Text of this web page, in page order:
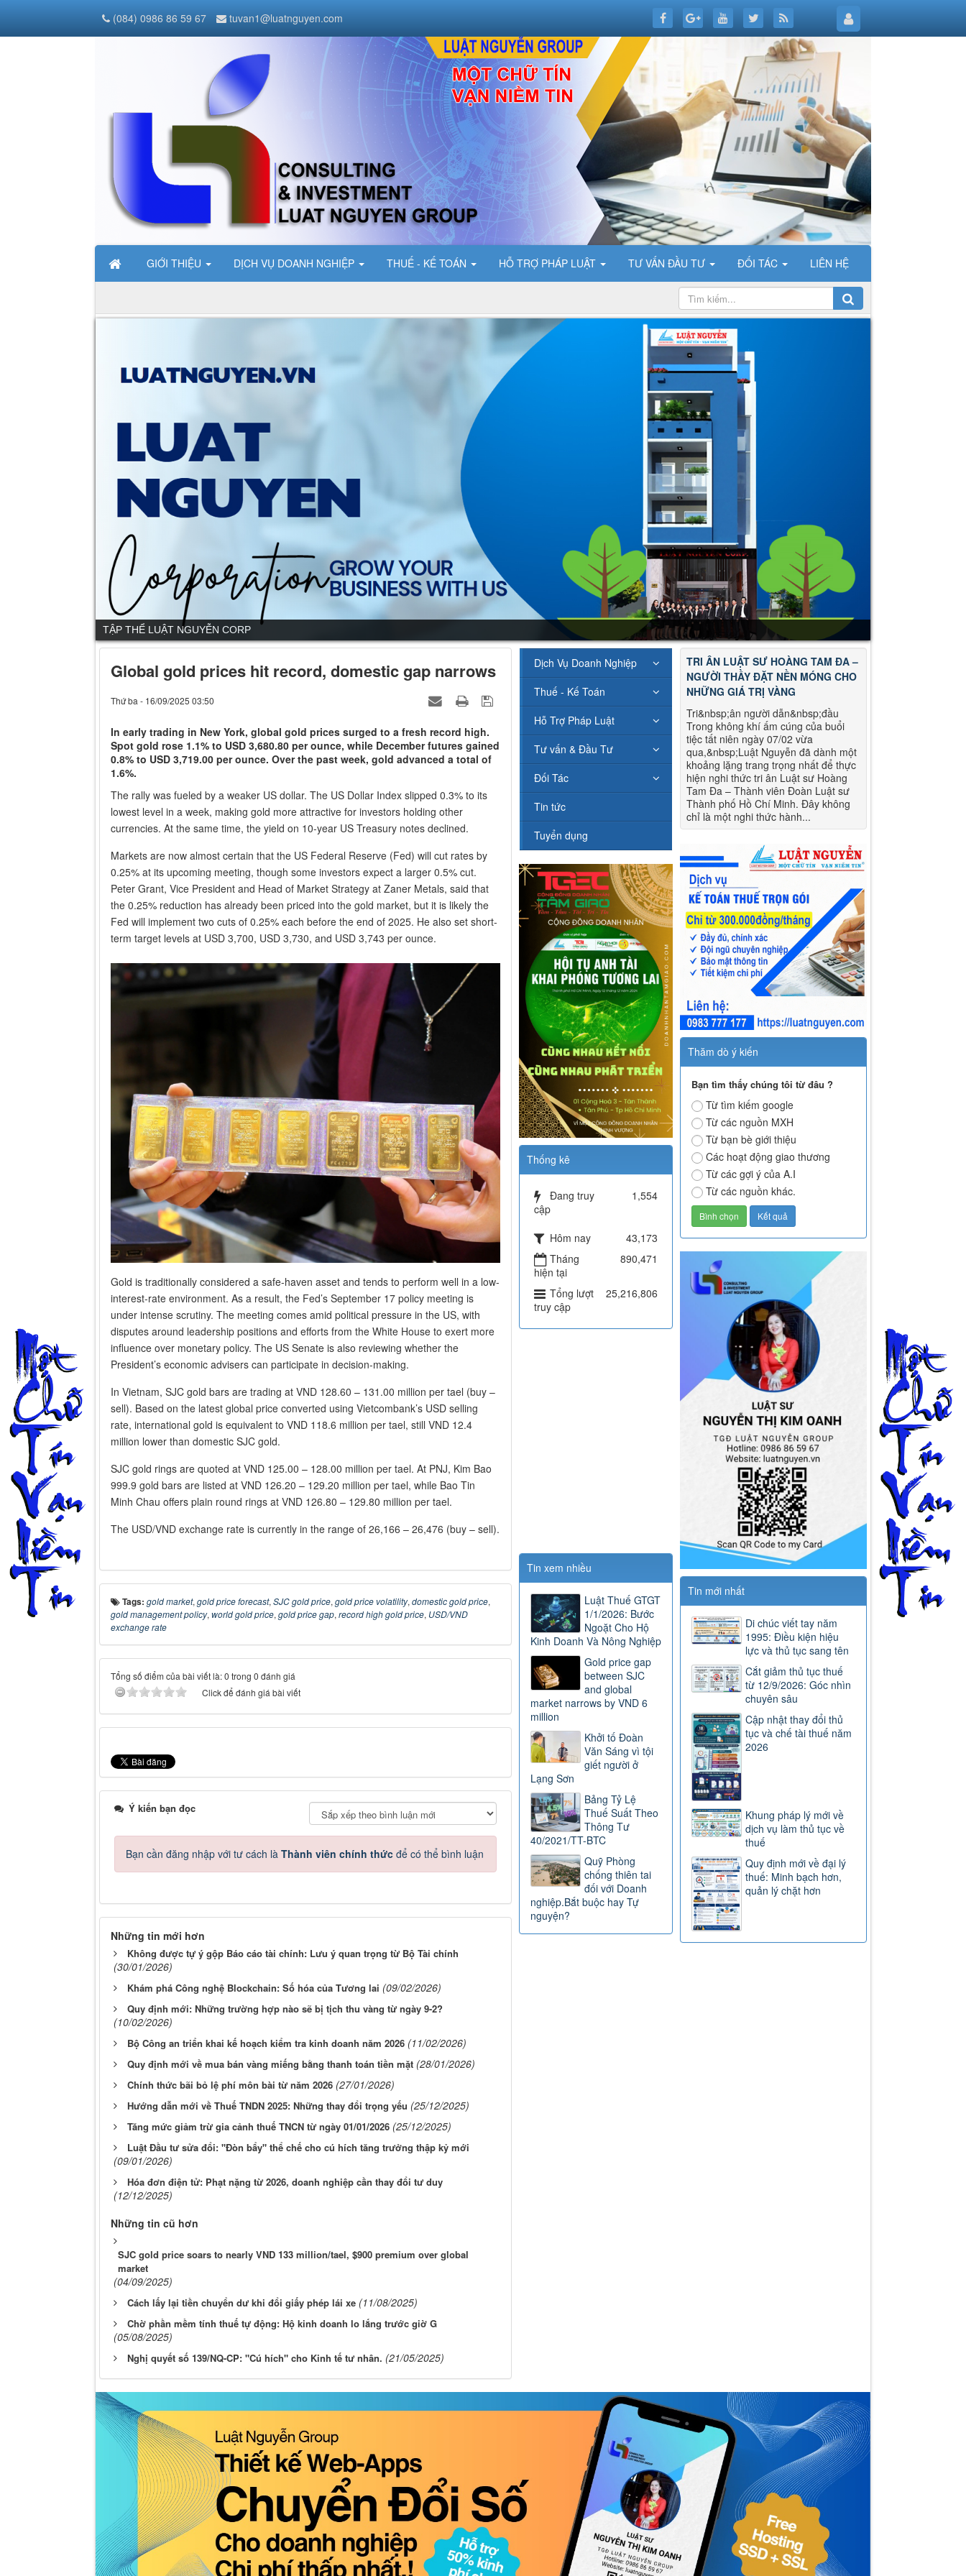
GIỚI THIỆU DỊCH VỤ DOANH NGHIỆP THUẾ - KẾ TOÁN HỖ TRỢ PHÁP LUẬT TƯ VẤN ĐẦU TƯ ĐỐI TÁC LIÊN HỆ
(084) 0986 86 59 67 tuvan1@luatnguyen.com
DỊCH VỤ CỦA LUẬT NGUYỄN CORP
Global gold prices hit record, domestic gap narrows
Thứ ba - 16/09/2025 03:50
In early trading in New York, global gold prices surged to a fresh record high.
Spot gold rose 1.1% to USD 3,680.80 per ounce, while December futures gained
0.8% to USD 3,719.00 per ounce. Over the past week, gold advanced a total of
1.6%.
The rally was fueled by a weaker US dollar. The US Dollar Index slipped 0.3% to its
lowest level in a week, making gold more attractive for investors holding other
currencies. At the same time, the yield on 10-year US Treasury notes declined.
Markets are now almost certain that the US Federal Reserve (Fed) will cut rates by
0.25% at its upcoming meeting, though some investors expect a larger 0.5% cut.
Peter Grant, Vice President and Head of Market Strategy at Zaner Metals, said that
the 0.25% reduction has already been priced into the gold market, but it is likely the
Fed will implement two cuts of 0.25% each before the end of 2025. He also set short-
term target levels at USD 3,700, USD 3,730, and USD 3,743 per ounce.
Gold is traditionally considered a safe-haven asset and tends to perform well in a low-
interest-rate environment. As a result, the Fed’s September 17 policy meeting is
under intense scrutiny. The meeting comes amid political pressure in the US, with
disputes around leadership positions and efforts from the White House to exert more
influence over monetary policy. The US Senate is also reviewing whether the
President’s economic advisers can participate in decision-making.
In Vietnam, SJC gold bars are trading at VND 128.60 – 131.00 million per tael (buy –
sell). Based on the latest global price converted using Vietcombank’s USD selling
rate, international gold is equivalent to VND 118.6 million per tael, still VND 12.4
million lower than domestic SJC gold.
SJC gold rings are quoted at VND 125.00 – 128.00 million per tael. At PNJ, Kim Bao
999.9 gold bars are listed at VND 126.20 – 129.20 million per tael, while Bao Tin
Minh Chau offers plain round rings at VND 126.80 – 129.80 million per tael.
The USD/VND exchange rate is currently in the range of 26,166 – 26,476 (buy – sell).
Tags: gold market, gold price forecast, SJC gold price, gold price volatility, domestic gold price,
gold management policy, world gold price, gold price gap, record high gold price, USD/VND
exchange rate
Tổng số điểm của bài viết là: 0 trong 0 đánh giá
Click để đánh giá bài viết
Ý kiến bạn đọc
Bạn cần đăng nhập với tư cách là Thành viên chính thức để có thể bình luận
Những tin mới hơn
Không được tự ý gộp Báo cáo tài chính: Lưu ý quan trọng từ Bộ Tài chính
(30/01/2026)
Khám phá Công nghệ Blockchain: Số hóa của Tương lai (09/02/2026)
Quy định mới: Những trường hợp nào sẽ bị tịch thu vàng từ ngày 9-2?
(10/02/2026)
Bộ Công an triển khai kế hoạch kiểm tra kinh doanh năm 2026 (11/02/2026)
Quy định mới về mua bán vàng miếng bằng thanh toán tiền mặt (28/01/2026)
Chính thức bãi bỏ lệ phí môn bài từ năm 2026 (27/01/2026)
Hướng dẫn mới về Thuế TNDN 2025: Những thay đổi trọng yếu (25/12/2025)
Tăng mức giảm trừ gia cảnh thuế TNCN từ ngày 01/01/2026 (25/12/2025)
Luật Đầu tư sửa đổi: "Đòn bẩy" thể chế cho cú hích tăng trưởng thập kỷ mới
(09/01/2026)
Hóa đơn điện tử: Phạt nặng từ 2026, doanh nghiệp cần thay đổi tư duy
(12/12/2025)
Những tin cũ hơn
SJC gold price soars to nearly VND 133 million/tael, $900 premium over global
market
(04/09/2025)
Cách lấy lại tiền chuyển dư khi đổi giấy phép lái xe (11/08/2025)
Chờ phần mềm tính thuế tự động: Hộ kinh doanh lo lắng trước giờ G
(05/08/2025)
Nghị quyết số 139/NQ-CP: "Cú hích" cho Kinh tế tư nhân. (21/05/2025)
TRI ÂN LUẬT SƯ HOÀNG TAM ĐA –
NGƯỜI THẦY ĐẶT NỀN MÓNG CHO
NHỮNG GIÁ TRỊ VÀNG
Tri&nbsp;ân người dẫn&nbsp;đầu
Trong không khí ấm cúng của buổi
tiệc tất niên ngày 07/02 vừa
qua,&nbsp;Luật Nguyễn đã dành một
khoảng lặng trang trọng nhất để thực
hiện nghi thức tri ân Luật sư Hoàng
Tam Đa – Thành viên Đoàn Luật sư
Thành phố Hồ Chí Minh. Đây không
chỉ là một nghi thức hành...
Thăm dò ý kiến
Bạn tìm thấy chúng tôi từ đâu ?
Từ tìm kiếm google
Từ các nguồn MXH
Từ bạn bè giới thiệu
Các hoạt động giao thương
Từ các gợi ý của A.I
Từ các nguồn khác.
Tin mới nhất
Di chúc viết tay năm
1995: Điều kiện hiệu
lực và thủ tục sang tên
Cắt giảm thủ tục thuế
từ 12/9/2026: Góc nhìn
chuyên sâu
Cập nhật thay đổi thủ
tục và chế tài thuế năm
2026
Khung pháp lý mới về
dịch vụ làm thủ tục về
thuế
Quy định mới về đại lý
thuế: Minh bạch hơn,
quản lý chặt hơn
Dịch Vụ Doanh Nghiệp
Thuế - Kế Toán
Hỗ Trợ Pháp Luật
Tư vấn & Đầu Tư
Đối Tác
Tin tức
Tuyển dụng
Thống kê
Đang truy
cập
1,554
Hôm nay
43,173
Tháng
hiện tại
890,471
Tổng lượt
truy cập
25,216,806
Tin xem nhiều
Luật Thuế GTGT
1/1/2026: Bước
Ngoặt Cho Hộ
Kinh Doanh Và Nông Nghiệp
Gold price gap
between SJC
and global
market narrows by VND 6
million
Khởi tố Đoàn
Văn Sáng vì tội
giết người ở
Lạng Sơn
Bảng Tỷ Lệ
Thuế Suất Theo
Thông Tư
40/2021/TT-BTC
Quỹ Phòng
chống thiên tai
đối với Doanh
nghiệp.Bắt buộc hay Tự
nguyện?